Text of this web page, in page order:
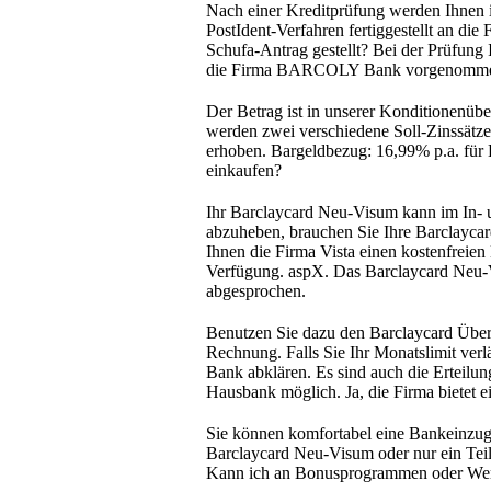
Nach einer Kreditprüfung werden Ihnen
PostIdent-Verfahren fertiggestellt an die
Schufa-Antrag gestellt? Bei der
die Firma BARCOLY Bank
Der Betrag ist in unserer
werden zwei verschiedene Soll-
erhoben. Bargeldbezug: 16,99% p.a.
einkaufen?
Ihr Barclaycard Neu-Visum kann im In-
abzuheben, brauchen Sie Ihre
Ihnen die Firma Vista einen
Verfügung. aspX. Das Barclaycard
abgesprochen.
Benutzen Sie dazu den Barclaycard
Rechnung. Falls Sie Ihr Monatslimit
Bank abklären. Es sind auch die
Hausbank möglich. Ja, die Firma bietet
Sie können komfortabel eine
Barclaycard Neu-Visum oder nur ein
Kann ich an Bonusprogrammen oder